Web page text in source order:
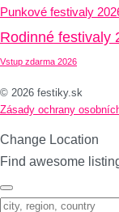
Punkové festivaly
Rodinné festivaly
Vstup zdarma 2026
© 2026 festiky.sk
Zásady ochrany
Change Location
Find awesome
Change Location